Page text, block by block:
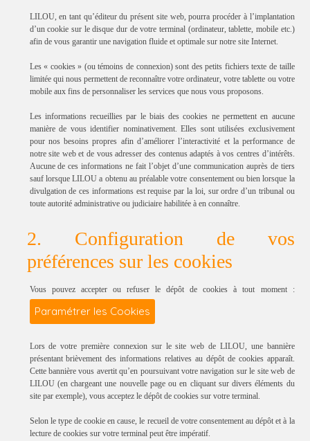
LILOU, en tant qu’éditeur du présent site web, pourra procéder à l’implantation
d’un cookie sur le disque dur de votre terminal (ordinateur, tablette, mobile etc.)
afin de vous garantir une navigation fluide et optimale sur notre site Internet.
Les « cookies » (ou témoins de connexion) sont des petits fichiers texte de taille
limitée qui nous permettent de reconnaître votre ordinateur, votre tablette ou votre
mobile aux fins de personnaliser les services que nous vous proposons.
Les informations recueillies par le biais des cookies ne permettent en aucune
manière de vous identifier nominativement. Elles sont utilisées exclusivement
pour nos besoins propres afin d’améliorer l’interactivité et la performance de
notre site web et de vous adresser des contenus adaptés à vos centres d’intérêts.
Aucune de ces informations ne fait l’objet d’une communication auprès de tiers
sauf lorsque LILOU a obtenu au préalable votre consentement ou bien lorsque la
divulgation de ces informations est requise par la loi, sur ordre d’un tribunal ou
toute autorité administrative ou judiciaire habilitée à en connaître.
2. Configuration de vos
préférences sur les cookies
Vous pouvez accepter ou refuser le dépôt de cookies à tout moment :
Paramétrer les Cookies
Lors de votre première connexion sur le site web de LILOU, une bannière
présentant brièvement des informations relatives au dépôt de cookies apparaît.
Cette bannière vous avertit qu’en poursuivant votre navigation sur le site web de
LILOU (en chargeant une nouvelle page ou en cliquant sur divers éléments du
site par exemple), vous acceptez le dépôt de cookies sur votre terminal.
Selon le type de cookie en cause, le recueil de votre consentement au dépôt et à la
lecture de cookies sur votre terminal peut être impératif.